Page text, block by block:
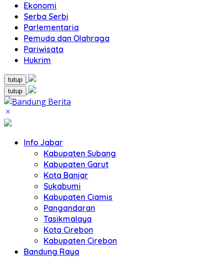
Ekonomi
Serba Serbi
Parlementaria
Pemuda dan Olahraga
Pariwisata
Hukrim
tutup
tutup
Info Jabar
Kabupaten Subang
Kabupaten Garut
Kota Banjar
Sukabumi
Kabupaten Ciamis
Pangandaran
Tasikmalaya
Kota Cirebon
Kabupaten Cirebon
Bandung Raya